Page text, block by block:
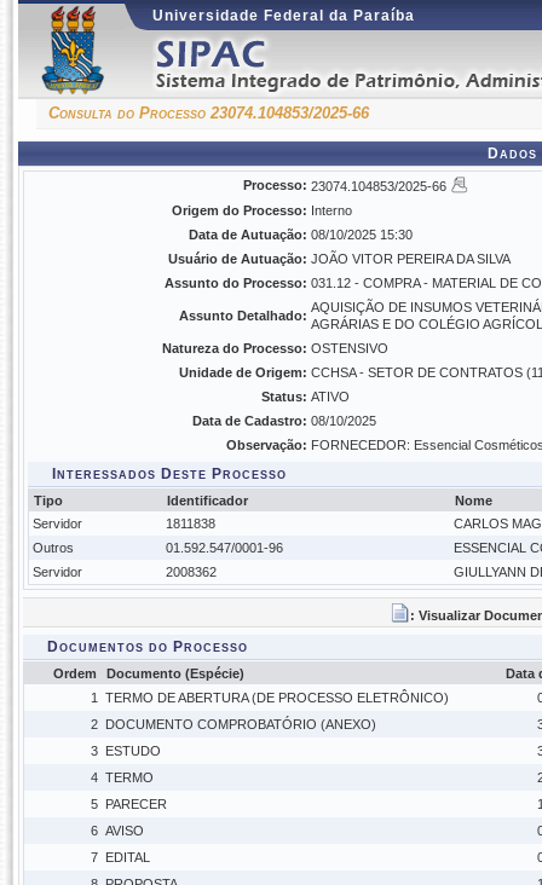
Universidade Federal da Paraíba
Consulta do Processo 23074.104853/2025-66
Processo: 23074.104853/2025-66
Origem do Processo: Interno
Data de Autuação: 08/10/2025 15:30
Usuário de Autuação: JOÃO VITOR PEREIRA DA SILVA
Assunto do Processo: 031.12 - COMPRA - MATERIAL DE
Assunto Detalhado:
AQUISIÇÃO DE INSUMOS
AGRÁRIAS E DO COLÉGIO
Natureza do Processo: OSTENSIVO
Unidade de Origem: CCHSA - SETOR DE CONTRATOS
Status: ATIVO
Data de Cadastro: 08/10/2025
Observação: FORNECEDOR: Essencial
Interessados Deste Processo
Tipo Identificador
Nome
Servidor
1811838
CARLOS
Outros
01.592.547/0001-96
ESSENCIAL
Servidor
2008362 GIULLYANN
: Visualizar
Documentos do Processo
Ordem Documento (Espécie)
Data
1
TERMO DE ABERTURA (DE PROCESSO ELETRÔNICO)
2 DOCUMENTO COMPROBATÓRIO (ANEXO)
3 ESTUDO
4 TERMO
5 PARECER
6 AVISO
7 EDITAL